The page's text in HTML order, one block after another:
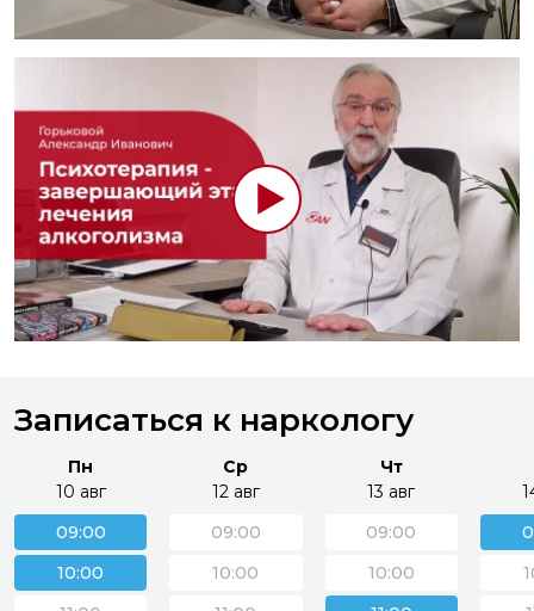
Записаться к наркологу
Пн
10 авг
09:00
10:00
Ср
12 авг
09:00
10:00
Чт
13 авг
09:00
10:00